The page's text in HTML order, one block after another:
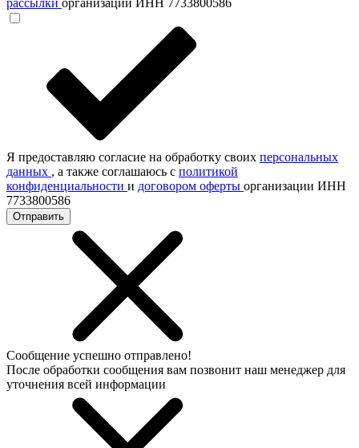
рассылки организации ИНН 7733800586
Я предоставляю согласие на обработку своих персональных
данных , а также соглашаюсь с политикой
конфиденциальности и договором оферты организации ИНН
7733800586
Отправить
Сообщение успешно отправлено!
После обработки сообщения вам позвонит наш менеджер для
уточнения всей информации